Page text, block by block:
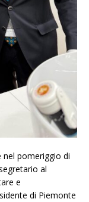
nel pomeriggio di
al
e
di Piemonte